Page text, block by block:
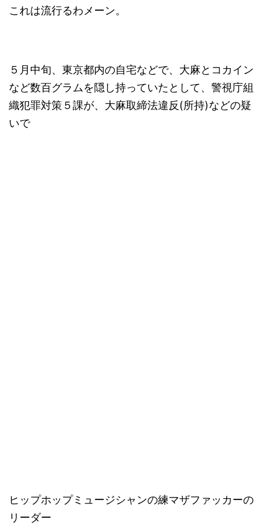
これは流行るわメーン。
５月中旬、東京都内の自宅などで、大麻とコカイン
など数百グラムを隠し持っていたとして、警視庁組
織犯罪対策５課が、大麻取締法違反(所持)などの疑
いで
ヒップホップミュージシャンの練マザファッカーの
リーダー